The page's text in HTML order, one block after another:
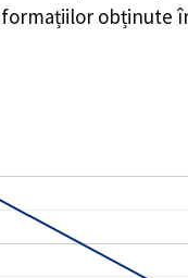
obținute